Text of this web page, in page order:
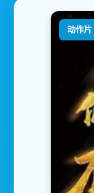
动作片